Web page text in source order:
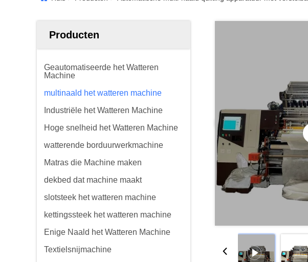
Producten
Geautomatiseerde het Watteren
Machine
multinaald het watteren machine
Industriële het Watteren Machine
Hoge snelheid het Watteren Machine
watterende borduurwerkmachine
Matras die Machine maken
dekbed dat machine maakt
slotsteek het watteren machine
kettingssteek het watteren machine
Enige Naald het Watteren Machine
Textielsnijmachine